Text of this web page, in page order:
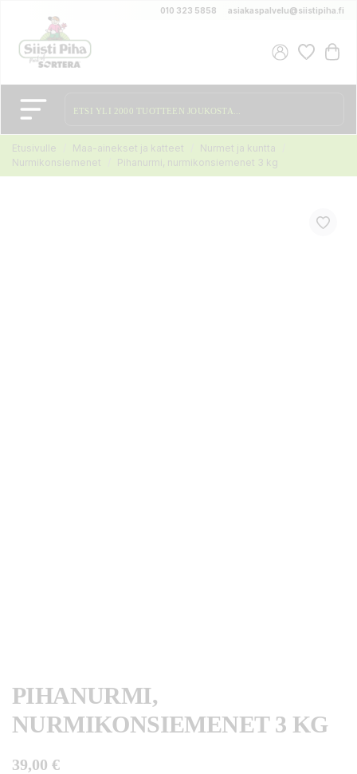
010 323 5858 asiakaspalvelu@siistipiha.fi
Etusivulle Maa-ainekset ja katteet
Nurmet ja kuntta
Nurmikonsiemenet
Pihanurmi, nurmikonsiemenet 3 kg
PIHANURMI,
NURMIKONSIEMENET 3 KG
39,00 €